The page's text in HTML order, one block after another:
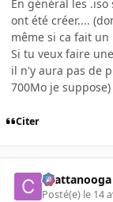
En général les
ont été créer....
même si ca fait
Si tu veux faire
il n'y aura pas de
700Mo je suppose)
Citer
chattanooga
Posté(e) le 14